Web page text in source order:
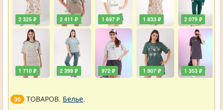
2 325 ₽
1 710 ₽
2 411 ₽
2 399 ₽
1 697 ₽
972 ₽
1 833 ₽
1 907 ₽
2 079 ₽
1 353 ₽
30 ТОВАРОВ. Белье.